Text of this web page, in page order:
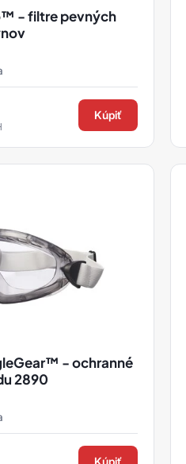
- filtre pevných
Kúpiť
- ochranné
2890